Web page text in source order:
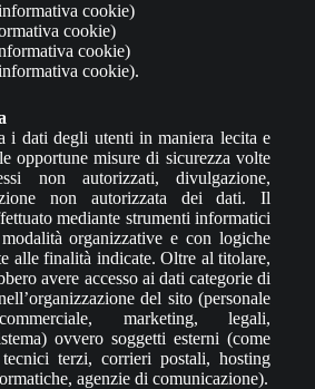
cookie)
cookie)
cookie)
cookie).
i dati degli utenti in maniera lecita e
opportune misure di sicurezza volte
non autorizzati, divulgazione,
non autorizzata dei dati. Il
mediante strumenti informatici
organizzative e con logiche
alle finalità indicate. Oltre al titolare,
avere accesso ai dati categorie di
del sito (personale
marketing, legali,
ovvero soggetti esterni (come
terzi, corrieri postali, hosting
agenzie di comunicazione).